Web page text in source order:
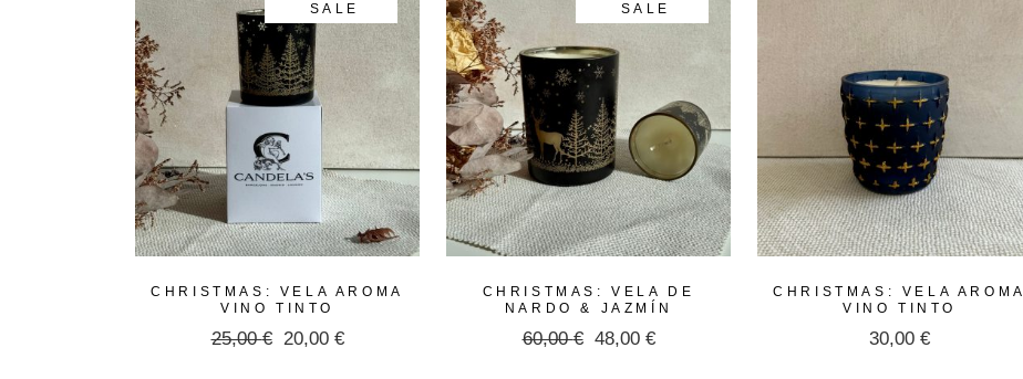
SALE
CHRISTMAS: VELA AROMA
VINO TINTO
25,00€ El
20,00 €
El
SALE
CHRISTMAS: VELA DE
NARDO & JAZMÍN
60,00€ El
48,00 €
El
CHRISTMAS: VELA AROMA
VINO TINTO
30,00 €